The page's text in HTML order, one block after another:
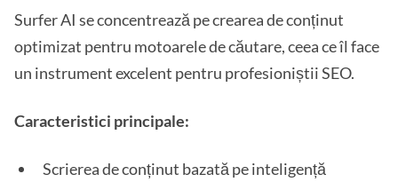
Surfer AI se concentrează pe crearea de conținut
optimizat pentru motoarele de căutare, ceea ce îl face
un instrument excelent pentru profesioniștii SEO.
Caracteristici principale:
Scrierea de conținut bazată pe inteligență